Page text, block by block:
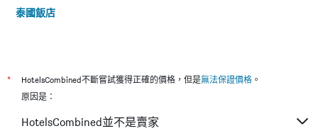
泰國飯店
* HotelsCombined不斷嘗試獲得正確的價格，但是無法保證價格 。
原因是：
HotelsCombined並不是賣家